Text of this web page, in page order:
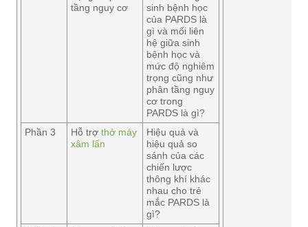
tầng nguy cơ
sinh bệnh học
của PARDS là
gì và mối liên
hệ giữa sinh
bệnh học và
mức độ nghiêm
trọng cũng như
phân tầng nguy
cơ trong
PARDS là gì?
Phần 3
Hỗ trợ thở máy
xâm lấn
Hiệu quả và
hiệu quả so
sánh của các
chiến lược
thông khí khác
nhau cho trẻ
mắc PARDS là
gì?